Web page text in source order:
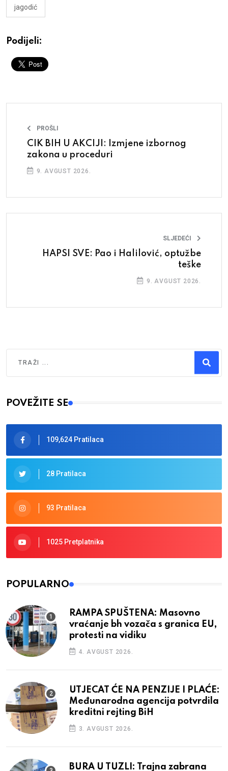
jagodić
Podijeli:
PROŠLI
CIK BIH U AKCIJI: Izmjene izbornog
zakona u proceduri
9. AVGUST 2026.
SLJEDEĆI
HAPSI SVE: Pao i Halilović, optužbe
teške
9. AVGUST 2026.
Type 2 or more characters for results.
POVEŽITE SE
109,624 Pratilaca
28 Pratilaca
93 Pratilaca
1025 Pretplatnika
POPULARNO
RAMPA SPUŠTENA: Masovno
vraćanje bh vozača s granica EU,
protesti na vidiku
4. AVGUST 2026.
UTJECAT ĆE NA PENZIJE I PLAĆE:
Međunarodna agencija potvrdila
kreditni rejting BiH
3. AVGUST 2026.
BURA U TUZLI: Trajna zabrana